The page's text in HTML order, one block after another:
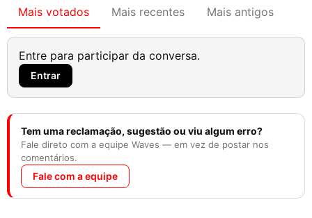
Mais votados Mais recentes Mais antigos
Entre para participar da conversa.
Entrar
Tem uma reclamação, sugestão ou viu algum erro?
Fale direto com a equipe Waves — em vez de postar nos
comentários.
Fale com a equipe